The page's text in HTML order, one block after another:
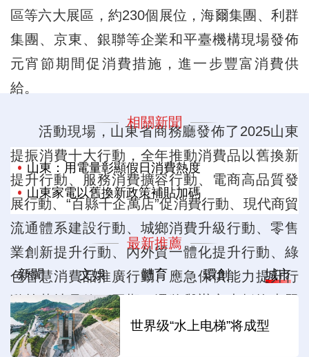
區等六大展區，約230個展位，海爾集團、利群
集團、京東、銀聯等企業和平臺機構現場發佈
元宵節期間促消費措施，進一步豐富消費供
給。
活動現場，山東省商務廳發佈了2025山東
提振消費十大行動，全年推動消費品以舊換新
提升行動、服務消費擴容行動、電商高品質發
展行動、“百縣千企萬店”促消費行動、現代商貿
流通體系建設行動、城鄉消費升級行動、零售
業創新提升行動、內外貿一體化提升行動、綠
色智慧消費品推廣行動、應急保供能力提升行
動等落地見效。同期，還將舉辦六大板塊專題
展銷活動，持續激發消費市場活躍度。（大眾
日報記者 李媛）
相關新聞
山東：用電量彰顯假日消費熱度
山東家電以舊換新政策補貼加碼
最新推薦
新聞 文娛 體育 環創 城市
世界级“水上电梯”将成型